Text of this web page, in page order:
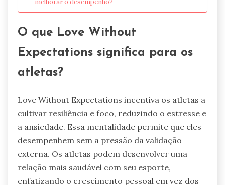
O que Love Without
Expectations significa para os
atletas?
Love Without Expectations incentiva os atletas a
cultivar resiliência e foco, reduzindo o estresse e
a ansiedade. Essa mentalidade permite que eles
desempenhem sem a pressão da validação
externa. Os atletas podem desenvolver uma
relação mais saudável com seu esporte,
enfatizando o crescimento pessoal em vez dos